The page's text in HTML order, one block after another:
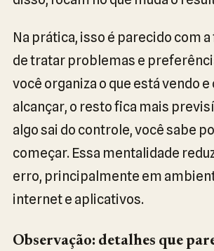
Na prática, isso é parecido com
de tratar problemas e
você organiza o que está vendo e
alcançar, o resto fica mais
algo sai do controle, você sabe
começar. Essa mentalidade
erro, principalmente em
internet e aplicativos.
Observação: detalhes que